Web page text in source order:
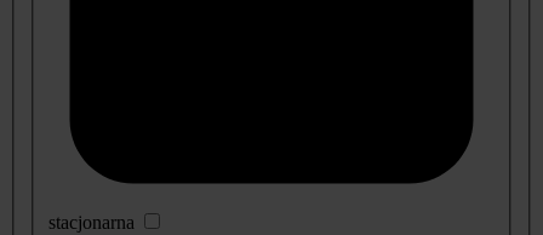
stacjonarna